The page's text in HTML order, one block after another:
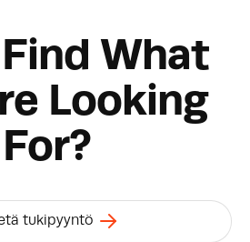
Find What
Looking
For?
tukipyyntö